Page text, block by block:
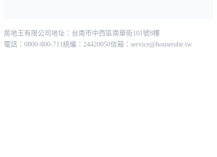
房地王有限公司 地址：台南市中西區南華街101號8樓
電話：0800-800-711統編：24420050信箱： service@housetube.tw